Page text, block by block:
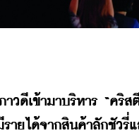
วดีเข้ามาบริหาร “คริส
ายได้จากสินค้าลักชัวรี่แ